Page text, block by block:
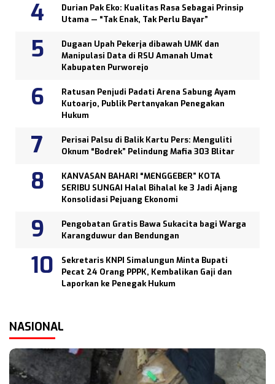
Durian Pak Eko: Kualitas Rasa Sebagai Prinsip
Utama — “Tak Enak, Tak Perlu Bayar”
Dugaan Upah Pekerja dibawah UMK dan
Manipulasi Data di RSU Amanah Umat
Kabupaten Purworejo
Ratusan Penjudi Padati Arena Sabung Ayam
Kutoarjo, Publik Pertanyakan Penegakan
Hukum
Perisai Palsu di Balik Kartu Pers: Menguliti
Oknum “Bodrek” Pelindung Mafia 303 Blitar
KANVASAN BAHARI “MENGGEBER” KOTA
SERIBU SUNGAI Halal Bihalal ke 3 Jadi Ajang
Konsolidasi Pejuang Ekonomi
Pengobatan Gratis Bawa Sukacita bagi Warga
Karangduwur dan Bendungan
Sekretaris KNPI Simalungun Minta Bupati
Pecat 24 Orang PPPK, Kembalikan Gaji dan
Laporkan ke Penegak Hukum
NASIONAL